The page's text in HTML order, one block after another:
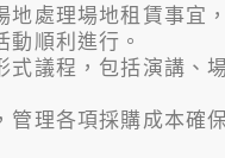
地處理場地租賃事宜
順利進行。
式議程，包括演講、
管理各項採購成本確